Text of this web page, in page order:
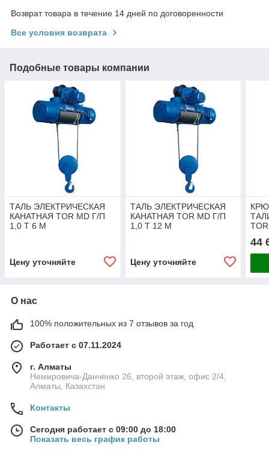
Возврат товара в течение 14 дней по договоренности
Все условия возврата
Подобные товары компании
ТАЛЬ ЭЛЕКТРИЧЕСКАЯ
КАНАТНАЯ TOR MD Г/П
1,0 Т 6 М
Цену уточняйте
ТАЛЬ ЭЛЕКТРИЧЕСКАЯ
КАНАТНАЯ TOR MD Г/П
1,0 Т 12 М
Цену уточняйте
44
О нас
100% положительных из 7 отзывов за год
Работает с 07.11.2024
г. Алматы
Немировича-Данченко 26, второй этаж, офис 2/4,
Алматы, Казахстан
Контакты
Сегодня работает с 09:00 до 18:00
Показать весь график работы